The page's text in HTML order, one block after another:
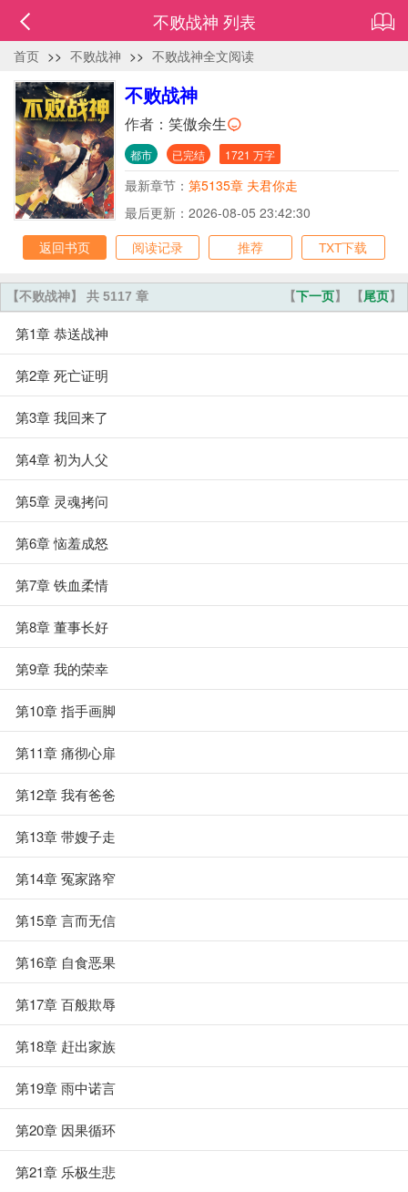
不败战神 列表
首页 >> 不败战神 >> 不败战神全文阅读
不败战神
作者： 笑傲余生
都市 已完结 1721 万字
最新章节： 第5135章 夫君你走
最后更新：2026-08-05 23:42:30
返回书页
阅读记录 推荐 TXT下载
【下一页】 【尾页】
【不败战神】 共 5117 章
第1章 恭送战神
第2章 死亡证明
第3章 我回来了
第4章 初为人父
第5章 灵魂拷问
第6章 恼羞成怒
第7章 铁血柔情
第8章 董事长好
第9章 我的荣幸
第10章 指手画脚
第11章 痛彻心扉
第12章 我有爸爸
第13章 带嫂子走
第14章 冤家路窄
第15章 言而无信
第16章 自食恶果
第17章 百般欺辱
第18章 赶出家族
第19章 雨中诺言
第20章 因果循环
第21章 乐极生悲